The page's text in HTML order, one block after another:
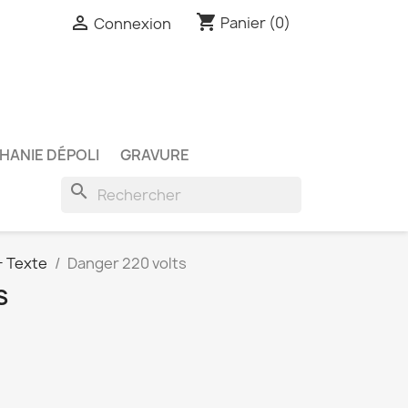
 Connexion shopping_cart Panier (0)
DÉPOLI GRAVURE
search
Texte Danger 220 volts